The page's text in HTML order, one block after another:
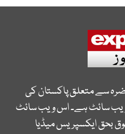
سے متعلق پاکستان کی
سائٹ ہے۔ اس ویب سائٹ
بحق ایکسپریس میڈیا